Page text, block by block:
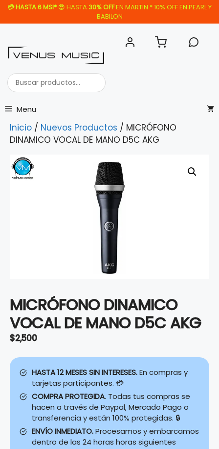
Saltar
💳HASTA 6 MSI* 😎 HASTA30% OFFEN MARTIN * 10% OFF EN PEARL Y
BABILON
Buscar
productos...
Menu
Inicio / Nuevos Productos / MICRÓFONO
DINAMICO VOCAL DE MANO D5C AKG
MICRÓFONO DINAMICO
VOCAL DE MANO D5C AKG
$2,500
HASTA 12 MESES SIN INTERESES.En compras y
tarjetas participantes. 💳
COMPRA PROTEGIDA. Todas tus compras se
hacen a través de Paypal, Mercado Pago o
transferencia y están 100% protegidas. 🔒
ENVÍO INMEDIATO.Procesamos y embarcamos
dentro de las 24 horas horas siguientes